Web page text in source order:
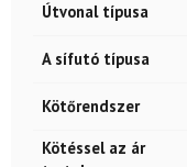
Útvonal típusa
A sífutó típusa
Kötőrendszer
Kötéssel az ár